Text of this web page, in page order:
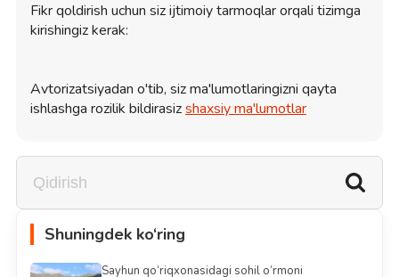
Fikr qoldirish uchun siz ijtimoiy tarmoqlar orqali tizimga
kirishingiz kerak:
Avtorizatsiyadan o'tib, siz ma'lumotlaringizni qayta
ishlashga rozilik bildirasizshaxsiy ma'lumotlar
Shuningdek ko‘ring
Sayhun qo‘riqxonasidagi sohil o‘rmoni